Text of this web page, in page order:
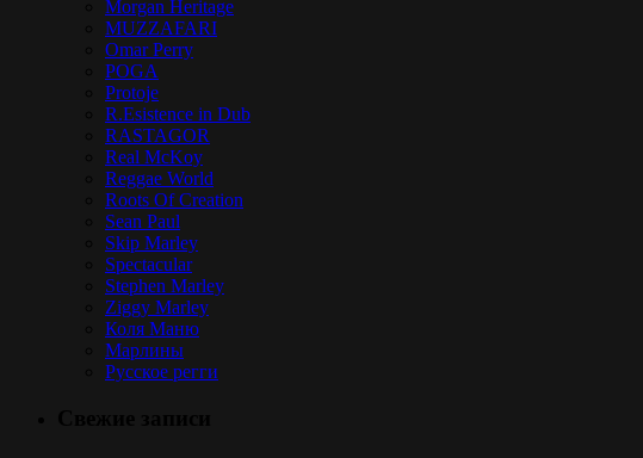
Morgan Heritage
MUZZAFARI
Omar Perry
POGA
Protoje
R.Esistence in Dub
RASTAGOR
Real McKoy
Reggae World
Roots Of Creation
Sean Paul
Skip Marley
Spectacular
Stephen Marley
Ziggy Marley
Коля Маню
Марлины
Русское регги